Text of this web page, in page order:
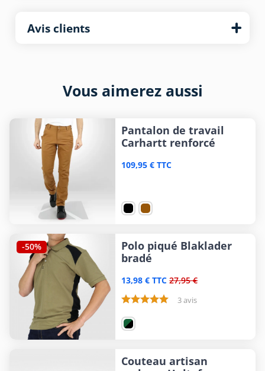
Avis clients
Vous aimerez aussi
Pantalon de travail
Carhartt renforcé
109,95 € TTC
-50%
Polo piqué Blaklader
bradé
13,98 € TTC 27,95 €
3 avis
Couteau artisan